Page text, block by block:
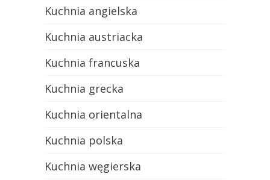
Kuchnia angielska
Kuchnia austriacka
Kuchnia francuska
Kuchnia grecka
Kuchnia orientalna
Kuchnia polska
Kuchnia węgierska